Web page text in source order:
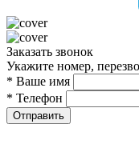
Заказать звонок
Укажите номер,
* Ваше имя
* Телефон
Отправить